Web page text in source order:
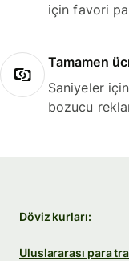
için favori
Tamamen
Saniyeler
bozucu
Döviz kurları:
Uluslararası para